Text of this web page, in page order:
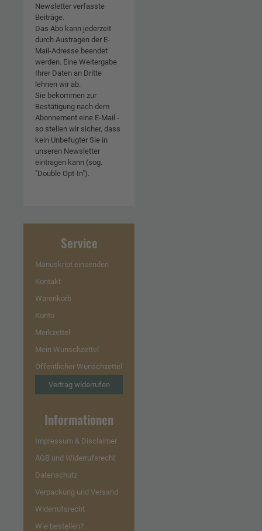
Newsletter verfasste
Beiträge.
Das Abo kann jederzeit
durch Austragen der E-
Mail-Adresse beendet
werden. Eine Weitergabe
Ihrer Daten an Dritte
lehnen wir ab.
Sie bekommen zur
Bestätigung nach dem
Abonnement eine E-Mail -
so stellen wir sicher, dass
kein Unbefugter Sie in
unseren Newsletter
eintragen kann (sog.
"Double Opt-In").
Service
Manuskript einsenden
Kontakt
Warenkorb
Konto
Merkzettel
Mein Wunschzettel
Öffentlicher Wunschzettel
Vertrag widerrufen
Informationen
Impressum & Disclaimer
AGB und Widerrufsrecht
Datenschutz
Verpackung und Versand
Widerrufsrecht
Wie bestellen?